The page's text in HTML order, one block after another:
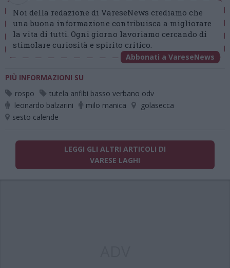
Noi della redazione di VareseNews crediamo che
una buona informazione contribuisca a migliorare
la vita di tutti. Ogni giorno lavoriamo cercando di
stimolare curiosità e spirito critico.
Abbonati a VareseNews
PIÙ INFORMAZIONI SU
rospo
tutela anfibi basso verbano odv
leonardo balzarini
milo manica
golasecca
sesto calende
LEGGI GLI ALTRI ARTICOLI DI
VARESE LAGHI